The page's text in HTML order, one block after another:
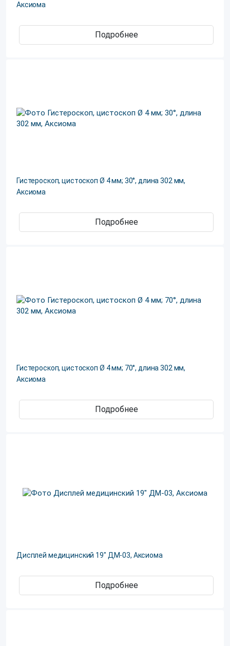
Аксиома
Подробнее
Гистероскоп, цистоскоп Ø 4 мм; 30°, длина 302 мм,
Аксиома
Подробнее
Гистероскоп, цистоскоп Ø 4 мм; 70°, длина 302 мм,
Аксиома
Подробнее
Дисплей медицинский 19" ДМ-03, Аксиома
Подробнее